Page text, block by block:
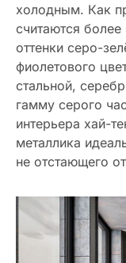
холодным. Как
считаются
оттенки серо-
фиолетового
стальной,
гамму серого
интерьера хай-
металлика
не отстающего